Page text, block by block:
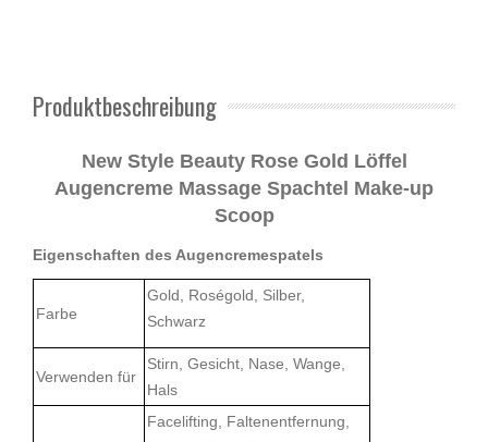
Produktbeschreibung
New Style Beauty Rose Gold Löffel
Augencreme Massage Spachtel Make-up
Scoop
Eigenschaften des Augencremespatels
Farbe
Gold, Roségold, Silber,
Schwarz
Verwenden für
Stirn, Gesicht, Nase, Wange,
Hals
Facelifting, Faltenentfernung,